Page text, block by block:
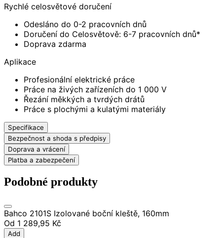
Rychlé celosvětové doručení
Odesláno do 0-2 pracovních dnů
Doručení do Celosvětově: 6-7 pracovních dnů*
Doprava zdarma
Aplikace
Profesionální elektrické práce
Práce na živých zařízeních do 1 000 V
Řezání měkkých a tvrdých drátů
Práce s plochými a kulatými materiály
Specifikace
Bezpečnost a shoda s předpisy
Doprava a vrácení
Platba a zabezpečení
Podobné produkty
Bahco 2101S Izolované boční kleště, 160mm
Od 1 289,95 Kč
Add